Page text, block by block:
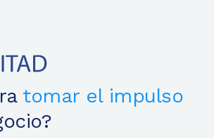
tomar el impulso